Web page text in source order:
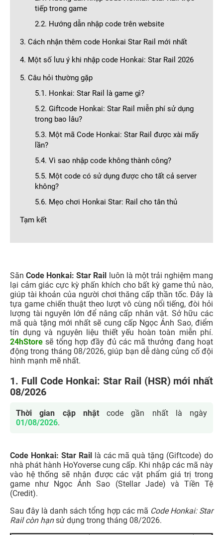
tiếp trong game
2.2. Hướng dẫn nhập code trên website
3. Cách nhận thêm code Honkai Star Rail mới nhất
4. Một số lưu ý khi nhập code Honkai: Star Rail 2026
5. Câu hỏi thường gặp
5.1. Honkai: Star Rail là game gì?
5.2. Giftcode Honkai: Star Rail miễn phí sử dụng
trong bao lâu?
5.3. Một mã Code Honkai: Star Rail được xài mấy
lần?
5.4. Vì sao nhập code không thành công?
5.5. Một code có sử dụng được cho tất cả server
không?
5.6. Mẹo chơi Honkai Star: Rail cho tân thủ
Tạm kết
SănCode Honkai: Star Rail luôn là một trải nghiệm mang
lại cảm giác cực kỳ phấn khích cho bất kỳ game thủ nào,
giúp tài khoản của người chơi thăng cấp thần tốc. Đây là
tựa game chiến thuật theo lượt vô cùng nổi tiếng, đòi hỏi
lượng tài nguyên lớn để nâng cấp nhân vật. Sở hữu các
mã quà tặng mới nhất sẽ cung cấp Ngọc Ánh Sao, điểm
tín dụng và nguyên liệu thiết yếu hoàn toàn miễn phí.
24hStore sẽ tổng hợp đầy đủ các mã thưởng đang hoạt
động trong tháng 08/2026, giúp bạn dễ dàng củng cố đội
hình mạnh mẽ nhất.
1. Full Code Honkai: Star Rail (HSR) mới nhất
08/2026
Thời gian cập nhậtcode gần nhất là ngày
01/08/2026.
Code Honkai: Star Raillà các mã quà tặng (Giftcode) do
nhà phát hành HoYoverse cung cấp. Khi nhập các mã này
vào hệ thống sẽ nhận được các vật phẩm giá trị trong
game như Ngọc Ánh Sao (Stellar Jade) và Tiền Tệ
(Credit).
Sau đây là danh sách tổng hợp các mã Code Honkai: Star
Rail còn hạnsử dụng trong tháng 08/2026.